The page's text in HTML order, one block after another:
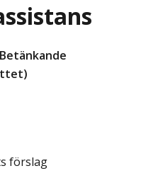
förslag